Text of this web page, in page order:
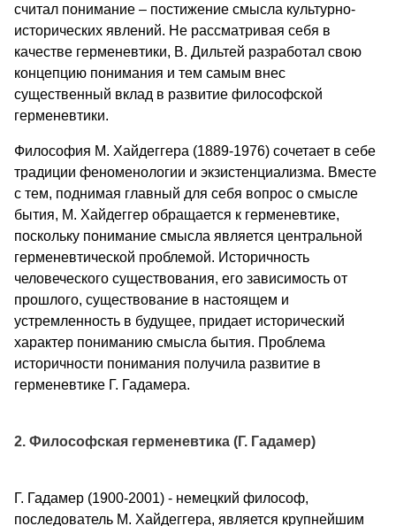
считал понимание – постижение смысла культурно-
исторических явлений. Не рассматривая себя в
качестве герменевтики, В. Дильтей разработал свою
концепцию понимания и тем самым внес
существенный вклад в развитие философской
герменевтики.
Философия М. Хайдеггера (1889-1976) сочетает в себе
традиции феноменологии и экзистенциализма. Вместе
с тем, поднимая главный для себя вопрос о смысле
бытия, М. Хайдеггер обращается к герменевтике,
поскольку понимание смысла является центральной
герменевтической проблемой. Историчность
человеческого существования, его зависимость от
прошлого, существование в настоящем и
устремленность в будущее, придает исторический
характер пониманию смысла бытия. Проблема
историчности понимания получила развитие в
герменевтике Г. Гадамера.
2. Философская герменевтика (Г. Гадамер)
Г. Гадамер (1900-2001) - немецкий философ,
последователь М. Хайдеггера, является крупнейшим